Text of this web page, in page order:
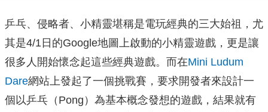
乒乓、侵略者、小精靈堪稱是電玩經典的三大始祖，尤
其是4/1日的Google地圖上啟動的小精靈遊戲，更是讓
很多人開始懷念起這些經典遊戲。而在Mini Ludum
Dare網站上發起了一個挑戰賽，要求開發者來設計一
個以乒乓（Pong）為基本概念發想的遊戲，結果就有